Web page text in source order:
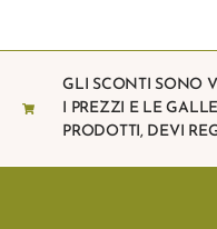
GLI SCONTI SONO
I PREZZI E LE
PRODOTTI, DEVI